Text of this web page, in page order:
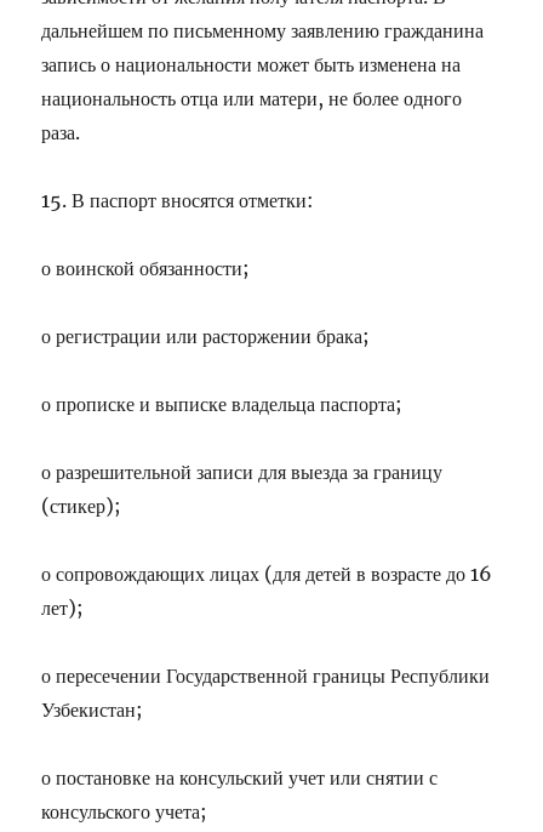
дальнейшем по письменному заявлению гражданина
запись о национальности может быть изменена на
национальность отца или матери, не более одного
раза.
15. В паспорт вносятся отметки:
о воинской обязанности;
о регистрации или расторжении брака;
о прописке и выписке владельца паспорта;
о разрешительной записи для выезда за границу
(стикер);
о сопровождающих лицах (для детей в возрасте до 16
лет);
о пересечении Государственной границы Республики
Узбекистан;
о постановке на консульский учет или снятии с
консульского учета;